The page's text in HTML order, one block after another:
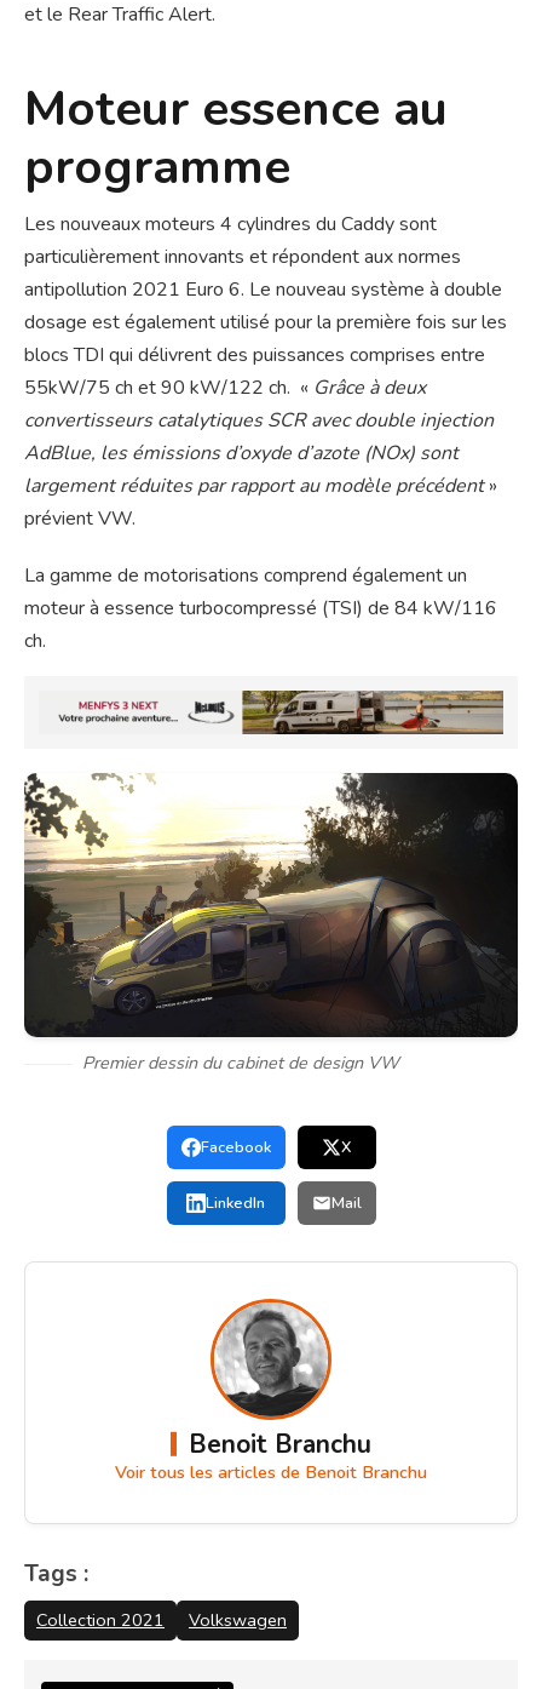
et le Rear Traffic Alert.
Moteur essence au
programme
Les nouveaux moteurs 4 cylindres du Caddy sont
particulièrement innovants et répondent aux normes
antipollution 2021 Euro 6. Le nouveau système à double
dosage est également utilisé pour la première fois sur les
blocs TDI qui délivrent des puissances comprises entre
55kW/75 ch et 90 kW/122 ch. « Grâce à deux
convertisseurs catalytiques SCR avec double injection
AdBlue, les émissions d’oxyde d’azote (NOx) sont
largement réduites par rapport au modèle précédent»
prévient VW.
La gamme de motorisations comprend également un
moteur à essence turbocompressé (TSI) de 84 kW/116
ch.
Premier dessin du cabinet de design VW
Facebook X
LinkedIn Mail
Benoit Branchu
Voir tous les articles de Benoit Branchu
Tags :
Collection 2021 Volkswagen